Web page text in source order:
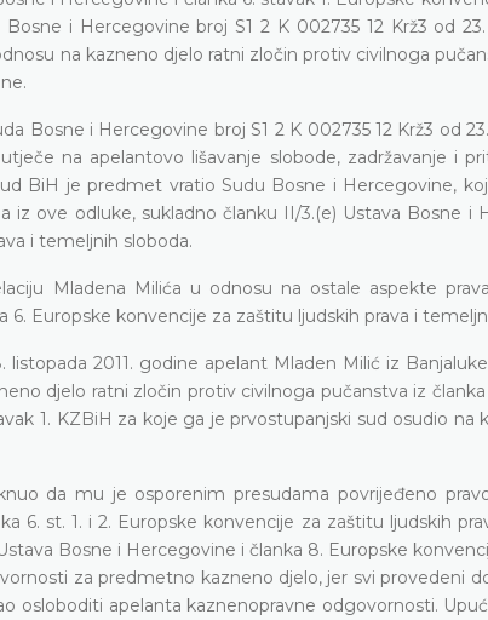
i Hercegovine broj S1 2 K 002735 12 Krž3 od 23.
na kazneno djelo ratni zločin protiv civilnoga
Bosne i Hercegovine broj S1 2 K 002735 12 Krž3 od
na apelantovo lišavanje slobode, zadržavanje i
BiH je predmet vratio Sudu Bosne i Hercegovine,
ove odluke, sukladno članku II/3.(e) Ustava Bosne i
i temeljnih sloboda.
Mladena Milića u odnosu na ostale aspekte
Europske konvencije za zaštitu ljudskih prava i
listopada 2011. godine apelant Mladen Milić iz
djelo ratni zločin protiv civilnoga pučanstva iz članka
1. KZBiH za koje ga je prvostupanjski sud osudio na
da mu je osporenim presudama povrijeđeno
6. st. 1. i 2. Europske konvencije za zaštitu ljudskih
Bosne i Hercegovine i članka 8. Europske
za predmetno kazneno djelo, jer svi provedeni
osloboditi apelanta kaznenopravne odgovornosti.